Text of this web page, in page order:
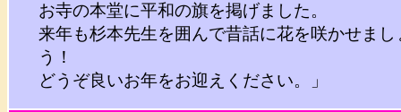
お寺の本堂に平和の旗を掲げました。
来年も杉本先生を囲んで昔話に花を咲かせまし
う！
どうぞ良いお年をお迎えください。」